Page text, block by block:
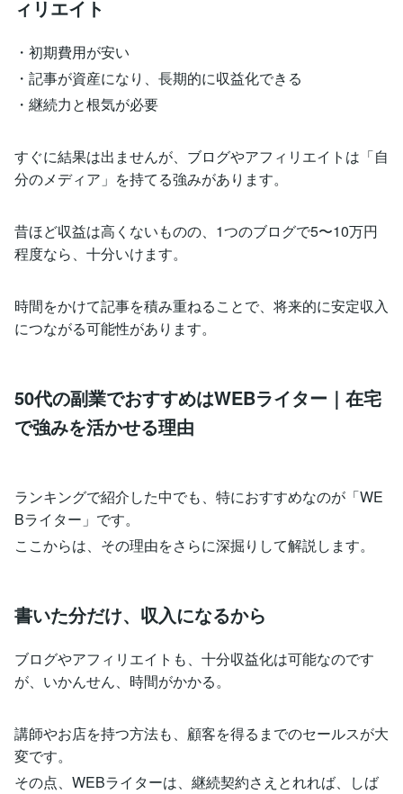
ィリエイト
・初期費用が安い
・記事が資産になり、長期的に収益化できる
・継続力と根気が必要
すぐに結果は出ませんが、ブログやアフィリエイトは「自
分のメディア」を持てる強みがあります。
昔ほど収益は高くないものの、1つのブログで5〜10万円
程度なら、十分いけます。
時間をかけて記事を積み重ねることで、将来的に安定収入
につながる可能性があります。
50代の副業でおすすめはWEBライター｜在宅
で強みを活かせる理由
ランキングで紹介した中でも、特におすすめなのが「WE
Bライター」です。
ここからは、その理由をさらに深掘りして解説します。
書いた分だけ、収入になるから
ブログやアフィリエイトも、十分収益化は可能なのです
が、いかんせん、時間がかかる。
講師やお店を持つ方法も、顧客を得るまでのセールスが大
変です。
その点、WEBライターは、継続契約さえとれれば、しば